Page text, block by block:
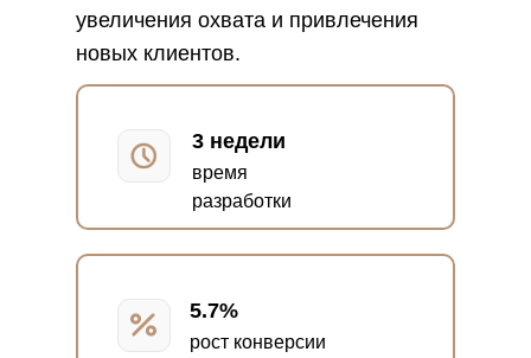
увеличения охвата и привлечения
новых клиентов.
3 недели
время
разработки
5.7%
рост конверсии